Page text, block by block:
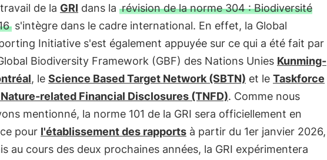
de la GRI dans la révision de la norme 304 : Biodiversité
s'intègre dans le cadre international. En effet, la Global
Initiative s'est également appuyée sur ce qui a été fait par
Biodiversity Framework (GBF) des Nations Unies Kunming-
, le Science Based Target Network (SBTN) et le Taskforce
related Financial Disclosures (TNFD). Comme nous
mentionné, la norme 101 de la GRI sera officiellement en
pour l'établissement des rapportsà partir du 1er janvier 2026,
au cours des deux prochaines années, la GRI expérimentera